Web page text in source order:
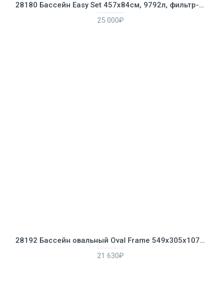
28180 Бассейн Easy Set 457х84см, 9792л, фильтр-насос 2006л/ч, лестница, тент, подстилка
25 000₽
28192 Бассейн овальный Oval Frame 549х305х107см, 10920л, фильтр-насос 3785л/ч, лестница, тент, подстилка
21 630₽